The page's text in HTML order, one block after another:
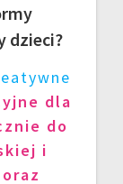
dzieci?
dla
do
i